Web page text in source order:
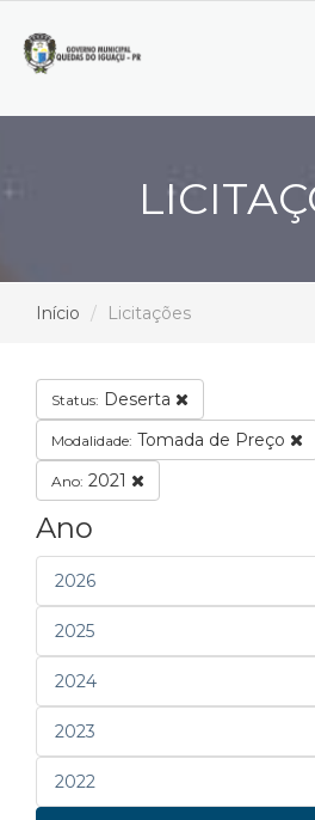
Início Licitações
Status: Deserta
Modalidade: Tomada de Preço
Ano: 2021
Ano
2026
2025
2024
2023
2022